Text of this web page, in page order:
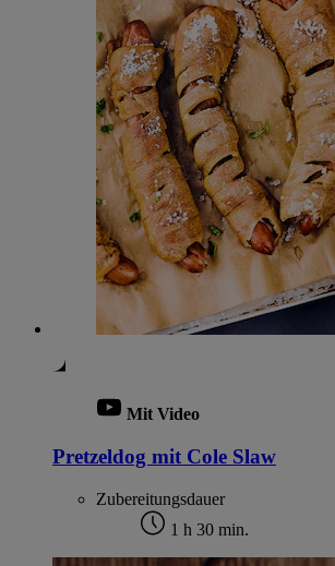
Mit Video
Pretzeldog mit Cole Slaw
Zubereitungsdauer
1 h 30 min.